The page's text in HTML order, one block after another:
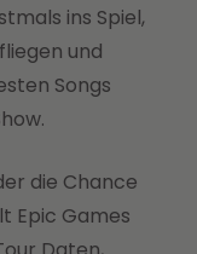
ins Spiel,
und
Songs
die Chance
Epic Games